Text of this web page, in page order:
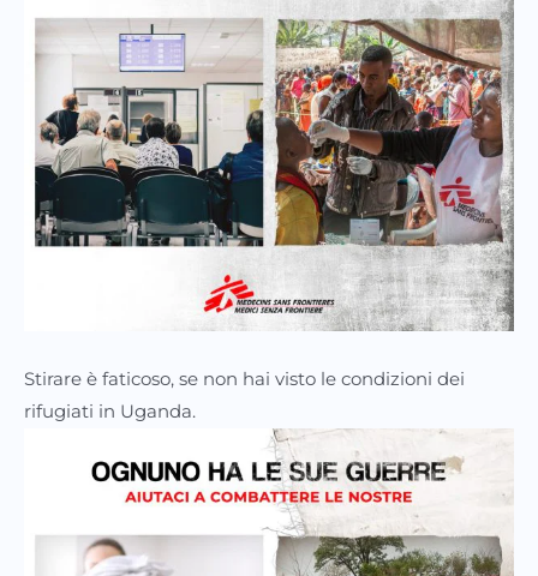
Stirare è faticoso, se non hai visto le condizioni dei
rifugiati in Uganda.